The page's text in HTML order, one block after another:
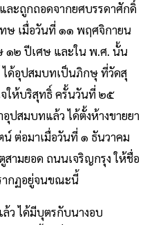
ละถูกถอดจากยศบรรดาศักดิ์
ษ เมื่อวันที่ ๑๑ พฤศจิกายน
๑๒ ปีเศษ และใน พ.ศ. นั้น
ได้อุปสมบทเป็นภิกษุ ที่วัดสุ
ให้บริสุทธิ์ ครั้นวันที่ ๒๕
ปสมบทแล้ว ได้ตั้งห้างขายยา
น์ ต่อมาเมื่อวันที่ ๑ ธันวาคม
ามยอด ถนนเจริญกรุง ให้ชื่อ
ากฏอยู่จนขณะนี้
ว ได้มีบุตรกับนางอบ